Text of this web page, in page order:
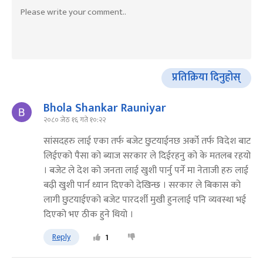
प्रतिक्रिया दिनुहोस्
Bhola Shankar Rauniyar
२०८० जेठ १६ गते १०:२२
सांसदहरु लाई एका तर्फ बजेट छुटयाईनछ अर्को तर्फ विदेश बाट
लिईएको पैसा को ब्याज सरकार ले दिईरहनु को के मतलब रहयो
। बजेट ले देश को जनता लाई खुशी पार्नु पर्ने मा नेताजी हरु लाई
बढ़ी खुशी पार्न ध्यान दिएको देखिन्छ । सरकार ले बिकास को
लागी छुटयाईएको बजेट पारदर्शी मुखी हुनलाई पनि व्यवस्था भई
दिएको भए ठीक हुने थियो ।
Reply 1